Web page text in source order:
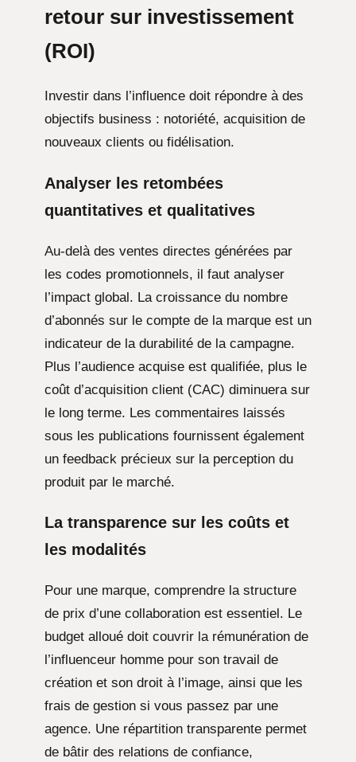
retour sur investissement
(ROI)
Investir dans l’influence doit répondre à des
objectifs business : notoriété, acquisition de
nouveaux clients ou fidélisation.
Analyser les retombées
quantitatives et qualitatives
Au-delà des ventes directes générées par
les codes promotionnels, il faut analyser
l’impact global. La croissance du nombre
d’abonnés sur le compte de la marque est un
indicateur de la durabilité de la campagne.
Plus l’audience acquise est qualifiée, plus le
coût d’acquisition client (CAC) diminuera sur
le long terme. Les commentaires laissés
sous les publications fournissent également
un feedback précieux sur la perception du
produit par le marché.
La transparence sur les coûts et
les modalités
Pour une marque, comprendre la structure
de prix d’une collaboration est essentiel. Le
budget alloué doit couvrir la rémunération de
l’influenceur homme pour son travail de
création et son droit à l’image, ainsi que les
frais de gestion si vous passez par une
agence. Une répartition transparente permet
de bâtir des relations de confiance,